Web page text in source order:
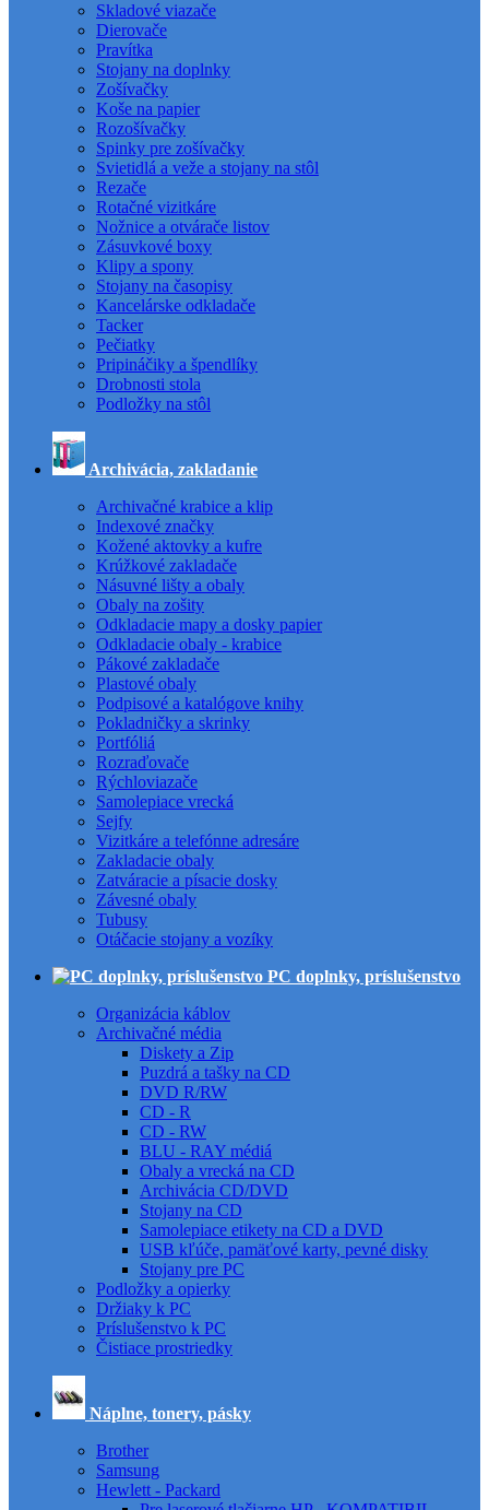
Skladové viazače
Dierovače
Pravítka
Stojany na doplnky
Zošívačky
Koše na papier
Rozošívačky
Spinky pre zošívačky
Svietidlá a veže a stojany na stôl
Rezače
Rotačné vizitkáre
Nožnice a otvárače listov
Zásuvkové boxy
Klipy a spony
Stojany na časopisy
Kancelárske odkladače
Tacker
Pečiatky
Pripináčiky a špendlíky
Drobnosti stola
Podložky na stôl
Archivácia, zakladanie
Archivačné krabice a klip
Indexové značky
Kožené aktovky a kufre
Krúžkové zakladače
Násuvné lišty a obaly
Obaly na zošity
Odkladacie mapy a dosky papier
Odkladacie obaly - krabice
Pákové zakladače
Plastové obaly
Podpisové a katalógove knihy
Pokladničky a skrinky
Portfóliá
Rozraďovače
Rýchloviazače
Samolepiace vrecká
Sejfy
Vizitkáre a telefónne adresáre
Zakladacie obaly
Zatváracie a písacie dosky
Závesné obaly
Tubusy
Otáčacie stojany a vozíky
PC doplnky, príslušenstvo
Organizácia káblov
Archivačné média
Diskety a Zip
Puzdrá a tašky na CD
DVD R/RW
CD - R
CD - RW
BLU - RAY médiá
Obaly a vrecká na CD
Archivácia CD/DVD
Stojany na CD
Samolepiace etikety na CD a DVD
USB kľúče, pamäťové karty, pevné disky
Stojany pre PC
Podložky a opierky
Držiaky k PC
Príslušenstvo k PC
Čistiace prostriedky
Náplne, tonery, pásky
Brother
Samsung
Hewlett - Packard